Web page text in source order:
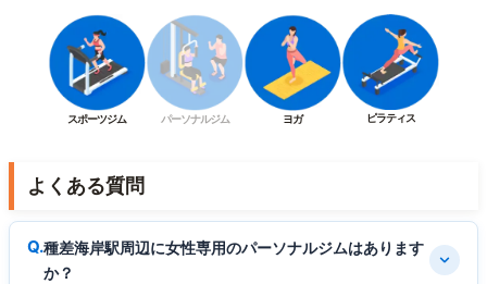
スポーツジム パーソナルジム ヨガ ピラティス
よくある質問
種差海岸駅周辺に女性専用のパーソナルジムはあります
か？